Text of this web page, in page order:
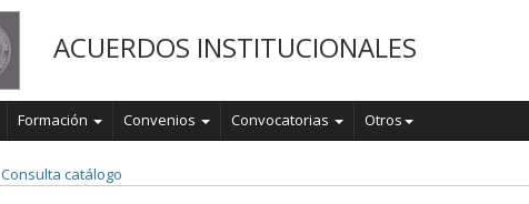
ACUERDOS INSTITUCIONALES
Formación Convenios Convocatorias Otros
Consulta catálogo